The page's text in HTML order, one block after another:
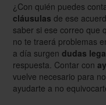
¿Con quién puedes
cláusulas de ese
saber si ese correo que
no te traerá problemas
a día surgendudas
respuesta. Contar con
vuelve necesario para
ayudarte a no